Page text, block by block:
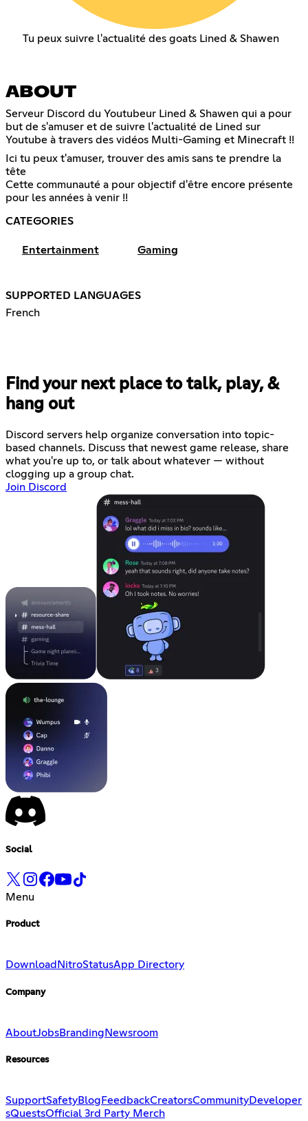
Tu peux suivre l'actualité des goats Lined & Shawen
ABOUT
Serveur Discord du Youtubeur Lined & Shawen qui a pour
but de s'amuser et de suivre l'actualité de Lined sur
Youtube à travers des vidéos Multi-Gaming et Minecraft !!
Ici tu peux t'amuser, trouver des amis sans te prendre la
tête
Cette communauté a pour objectif d'être encore présente
pour les années à venir !!
CATEGORIES
Entertainment Gaming
SUPPORTED LANGUAGES
French
Find your next place to talk, play, &
hang out
Discord servers help organize conversation into topic-
based channels. Discuss that newest game release, share
what you're up to, or talk about whatever — without
clogging up a group chat.
Join Discord
Social
Menu
Product
Download NitroStatusApp Directory
Company
AboutJobsBranding Newsroom
Resources
SupportSafetyBlog FeedbackCreatorsCommunityDeveloper
sQuestsOfficial 3rd Party Merch